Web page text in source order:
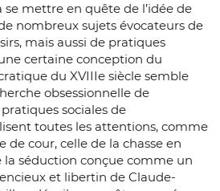
se mettre en quête de l’idée de
nombreux sujets évocateurs de
mais aussi de pratiques
certaine conception du
du XVIIIe siècle semble
obsessionnelle de
sociales de
toutes les attentions, comme
de cour, celle de la chasse en
la séduction conçue comme un
et libertin de Claude-